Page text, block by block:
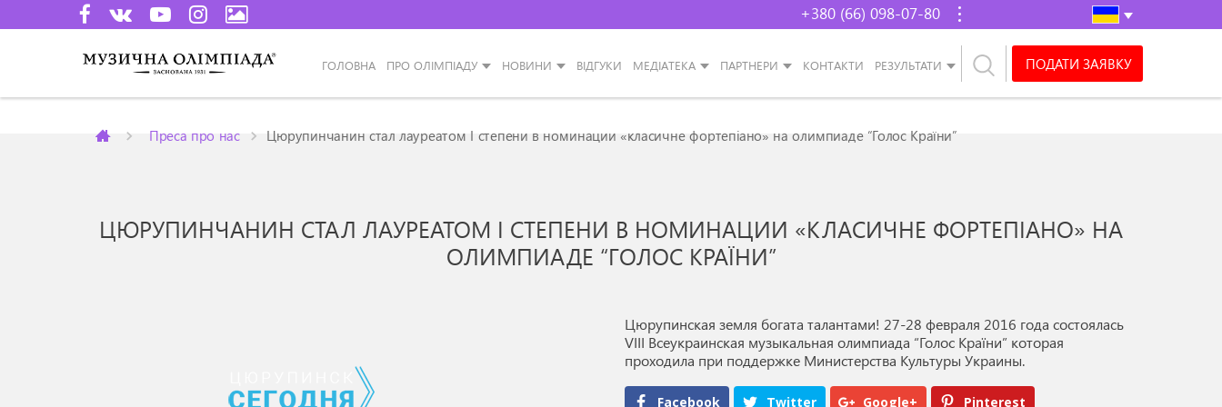
+380 (66) 098-07-80
ГОЛОВНА ПРО ОЛІМПІАДУ НОВИНИ ВІДГУКИ МЕДІАТЕКА ПАРТНЕРИ КОНТАКТИ РЕЗУЛЬТАТИ ПОДАТИ ЗАЯВКУ
Преса про нас Цюрупинчанин стал лауреатом I степени в номинации «класичне фортепіано» на олимпиаде “Голос Країни”
ЦЮРУПИНЧАНИН СТАЛ ЛАУРЕАТОМ I СТЕПЕНИ В НОМИНАЦИИ «КЛАСИЧНЕ ФОРТЕПІАНО» НА
ОЛИМПИАДЕ “ГОЛОС КРАЇНИ”
Цюрупинская земля богата талантами! 27-­28 февраля 2016 года состоялась
VIII Всеукраинская музыкальная олимпиада “Голос Країни” которая
проходила при поддержке Министерства Культуры Украины.
Facebook Twitter Google+ Pinterest